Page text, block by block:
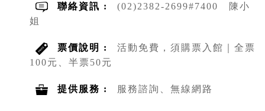
聯絡資訊 :
(02)2382-2699#7400 陳小
姐
票價說明 :
活動免費，須購票入館｜全票
100元、半票50元
提供服務 : 服務諮詢、無線網路